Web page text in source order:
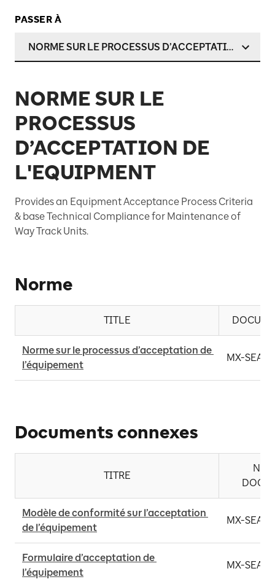
PASSER À
NORME SUR LE PROCESSUS D’ACCEPTATION DE
NORME SUR LE
PROCESSUS
D’ACCEPTATION DE
L'EQUIPMENT
Provides an Equipment Acceptance Process Criteria
& base Technical Compliance for Maintenance of
Way Track Units.
Norme
TITLE
Norme sur le processus d’acceptation de
l’équipement
MX-SEA-
Documents connexes
TITRE
NO.
Modèle de conformité sur l’acceptation
de l’équipement
MX-SEA-
Formulaire d’acceptation de
l’équipement
MX-SEA-